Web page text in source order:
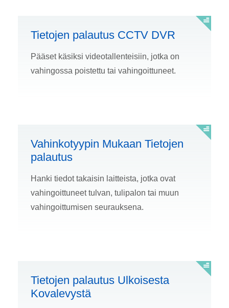
Tietojen palautus CCTV DVR
Pääset käsiksi videotallenteisiin, jotka on
vahingossa poistettu tai vahingoittuneet.
Vahinkotyypin Mukaan Tietojen
palautus
Hanki tiedot takaisin laitteista, jotka ovat
vahingoittuneet tulvan, tulipalon tai muun
vahingoittumisen seurauksena.
Tietojen palautus Ulkoisesta
Kovalevystä